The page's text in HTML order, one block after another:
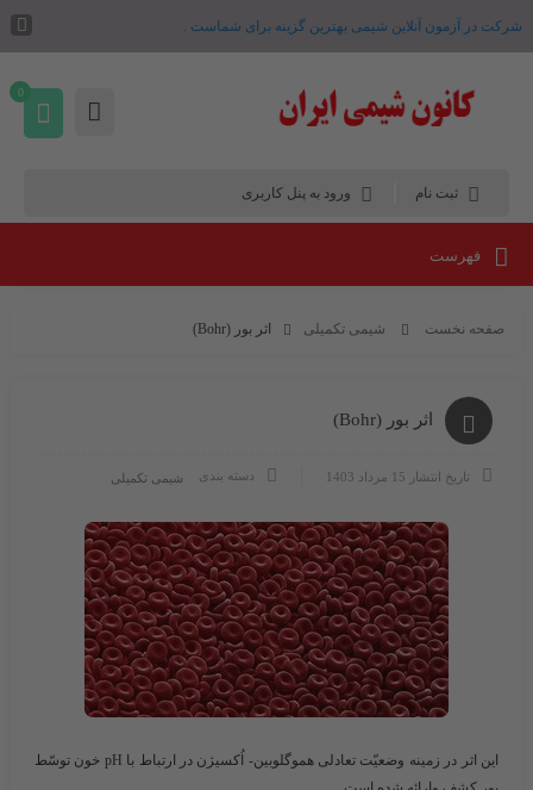
شرکت در آزمون آنلاین شیمی بهترین گزینه برای شماست .
ثبت نام ورود به پنل کاربری
0
فهرست
صفحه نخست شیمی تکمیلی اثر بور (Bohr)
اثر بور (Bohr)
تاریخ انتشار 15 مرداد 1403 دسته بندی شیمی تکمیلی
این اثر در زمینه وضعیّت تعادلی هموگلوبین- اُکسیژن در ارتباط با pH خون توسّط